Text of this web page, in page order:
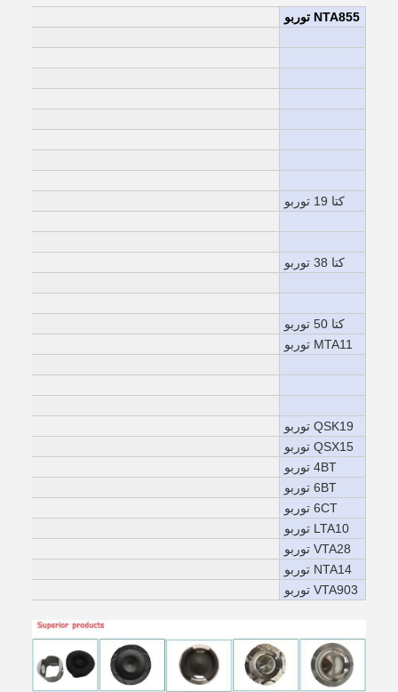
NTA855 توربو
كتا 19 توربو
كتا 38 توربو
كتا 50 توربو
MTA11 توربو
QSK19 توربو
QSX15 توربو
4BT توربو
6BT توربو
6CT توربو
LTA10 توربو
VTA28 توربو
NTA14 توربو
VTA903 توربو